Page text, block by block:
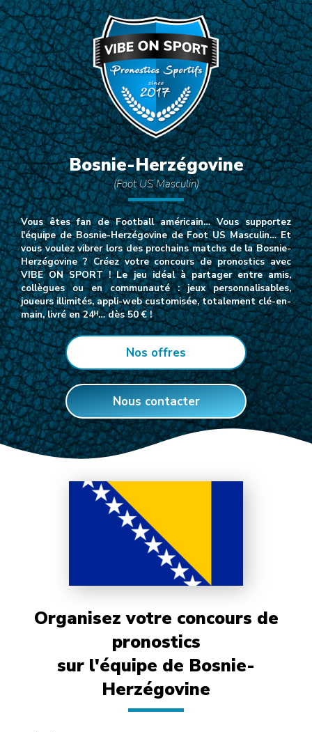
Bosnie-Herzégovine
(Foot US Masculin)
Vous êtes fan de Football américain… Vous supportez
l'équipe de Bosnie-Herzégovine de Foot US Masculin… Et
vous voulez vibrer lors des prochains matchs de la Bosnie-
Herzégovine ? Créez votre concours de pronostics avec
VIBE ON SPORT ! Le jeu idéal à partager entre amis,
collègues ou en communauté : jeux personnalisables,
joueurs illimités, appli-web customisée, totalement clé-en-
main, livré en 24ᴴ… dès 50 € !
Nos offres
Nous contacter
Organisez votre concours de
pronostics
sur l'équipe de Bosnie-
Herzégovine